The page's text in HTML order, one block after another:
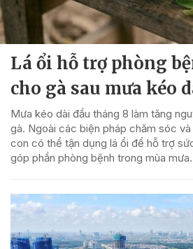
Lá ổi hỗ trợ phòng
cho gà sau mưa kéo
Mưa kéo dài đầu tháng 8 làm tăng
gà. Ngoài các biện pháp chăm sóc
con có thể tận dụng lá ổi để hỗ trợ
góp phần phòng bệnh trong mùa mưa.